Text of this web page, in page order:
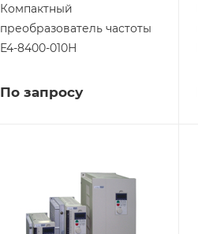
Компактный
преобразователь частоты
E4-8400-010Н
По запросу